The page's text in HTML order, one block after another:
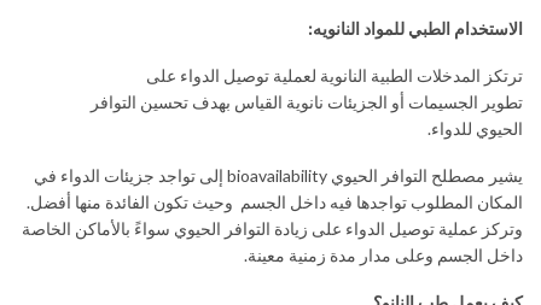
الاستخدام الطبي للمواد النانويه:
ترتكز المدخلات الطبية النانوية لعملية توصيل الدواء على
تطوير الجسيمات أو الجزيئات نانوية القياس بهدف تحسين التوافر
الحيوي للدواء.
يشير مصطلح التوافر الحيوي bioavailability إلى تواجد جزيئات الدواء في
المكان المطلوب تواجدها فيه داخل الجسم وحيث تكون الفائدة منها أفضل.
وتركز عملية توصيل الدواء على زيادة التوافر الحيوي سواءً بالأماكن الخاصة
داخل الجسم وعلى مدار مدة زمنية معينة.